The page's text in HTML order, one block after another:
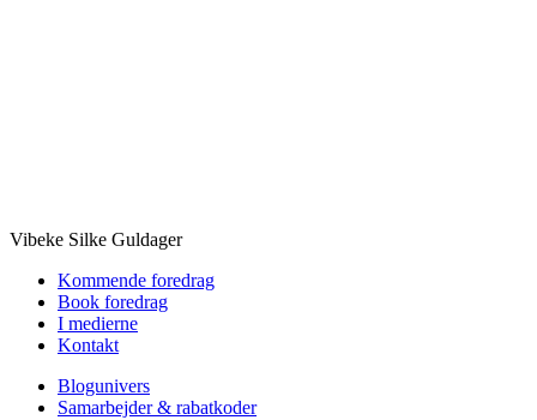
Vibeke Silke Guldager
Kommende foredrag
Book foredrag
I medierne
Kontakt
Blogunivers
Samarbejder & rabatkoder